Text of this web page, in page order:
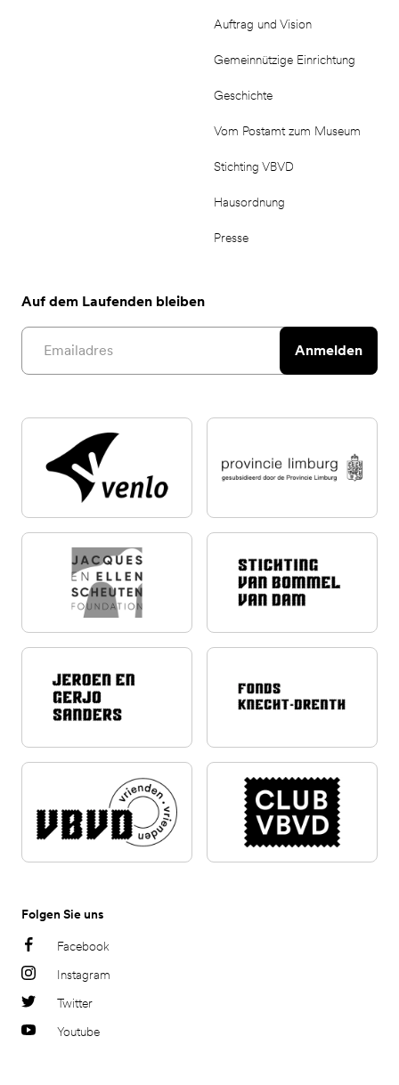
Auftrag und Vision
Gemeinnützige Einrichtung
Geschichte
Vom Postamt zum Museum
Stichting VBVD
Hausordnung
Presse
Auf dem Laufenden bleiben
Email address
Anmelden
Folgen Sie uns
Facebook
Instagram
Twitter
Youtube